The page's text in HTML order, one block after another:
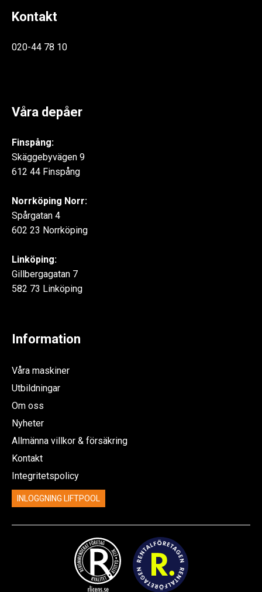
Kontakt
020-44 78 10
Våra depåer
Finspång:
Skäggebyvägen 9
612 44 Finspång
Norrköping Norr:
Spårgatan 4
602 23 Norrköping
Linköping:
Gillbergagatan 7
582 73 Linköping
Information
Våra maskiner
Utbildningar
Om oss
Nyheter
Allmänna villkor & försäkring
Kontakt
Integritetspolicy
INLOGGNING LIFTPOOL